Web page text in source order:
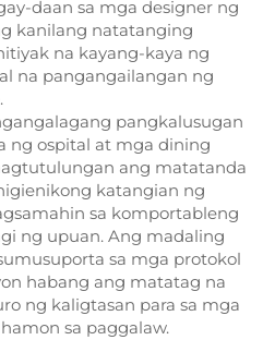
daan sa mga designer ng
kanilang natatanging
na kayang-kaya ng
na pangangailangan ng
pangkalusugan
ng ospital at mga dining
ang matatanda
katangian ng
sa komportableng
ng upuan. Ang madaling
sa mga protokol
habang ang matatag na
ng kaligtasan para sa mga
sa paggalaw.